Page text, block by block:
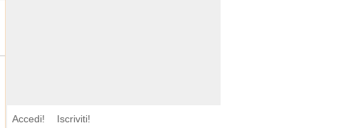
Accedi! Iscriviti!